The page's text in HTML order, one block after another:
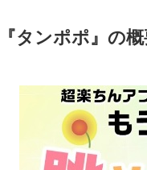
タンポポ』の